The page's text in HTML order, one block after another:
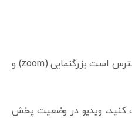
در این قسمت دو عملکرد در دسترس است بزرگنمایی (zoom) و
کنید، ویدیو در وضعیت پخش